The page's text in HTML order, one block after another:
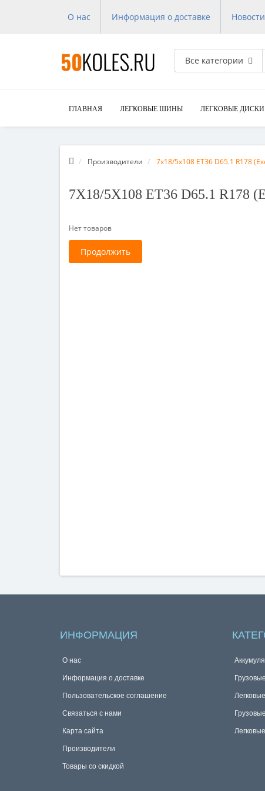
О нас Информация о доставке Новости
Все категории
ГЛАВНАЯ ЛЕГКОВЫЕ ШИНЫ ЛЕГКОВЫЕ ДИСКИ
Производители 7x18/5x108 ET36 D65.1 R178
7X18/5X108 ET36 D65.1 R178
Нет товаров
Продолжить
ИНФОРМАЦИЯ
О нас
Информация о доставке
Пользовательское соглашение
Связаться с нами
Карта сайта
Производители
Товары со скидкой